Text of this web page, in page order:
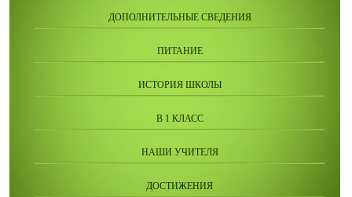
ДОПОЛНИТЕЛЬНЫЕ СВЕДЕНИЯ
ПИТАНИЕ
ИСТОРИЯ ШКОЛЫ
В 1 КЛАСС
НАШИ УЧИТЕЛЯ
ДОСТИЖЕНИЯ